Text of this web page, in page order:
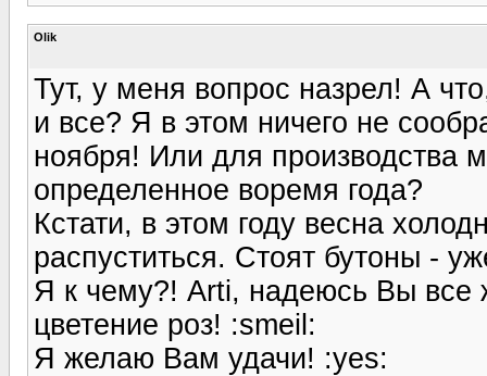
Olik
Тут, у меня вопрос назрел! А
и все? Я в этом ничего не
ноября! Или для производства
определенное воремя года?
Кстати, в этом году весна
распуститься. Стоят бутоны -
Я к чему?! Arti, надеюсь Вы все
цветение роз! :smeil:
Я желаю Вам удачи! :yes: